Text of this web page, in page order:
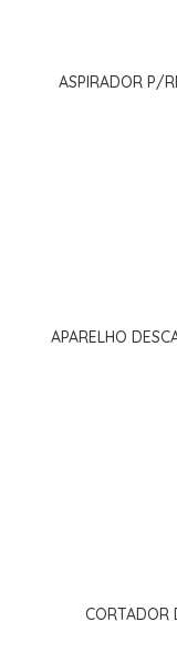
ASPIRADOR P/
APARELHO
CORTADOR